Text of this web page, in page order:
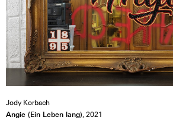
Jody Korbach
Angie (Ein Leben lang), 2021